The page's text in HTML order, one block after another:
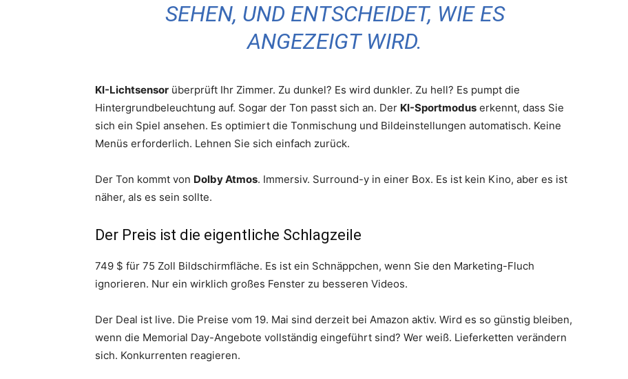
SEHEN, UND ENTSCHEIDET, WIE ES
ANGEZEIGT WIRD.
KI-Lichtsensor überprüft Ihr Zimmer. Zu dunkel? Es wird dunkler. Zu hell? Es pumpt die
Hintergrundbeleuchtung auf. Sogar der Ton passt sich an. Der KI-Sportmodus erkennt, dass Sie
sich ein Spiel ansehen. Es optimiert die Tonmischung und Bildeinstellungen automatisch. Keine
Menüs erforderlich. Lehnen Sie sich einfach zurück.
Der Ton kommt von Dolby Atmos. Immersiv. Surround-y in einer Box. Es ist kein Kino, aber es ist
näher, als es sein sollte.
Der Preis ist die eigentliche Schlagzeile
749 $ für 75 Zoll Bildschirmfläche. Es ist ein Schnäppchen, wenn Sie den Marketing-Fluch
ignorieren. Nur ein wirklich großes Fenster zu besseren Videos.
Der Deal ist live. Die Preise vom 19. Mai sind derzeit bei Amazon aktiv. Wird es so günstig bleiben,
wenn die Memorial Day-Angebote vollständig eingeführt sind? Wer weiß. Lieferketten verändern
sich. Konkurrenten reagieren.